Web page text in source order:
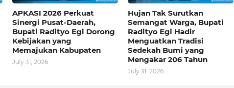
APKASI 2026 Perkuat
Sinergi Pusat-Daerah,
Bupati Radityo Egi Dorong
Kebijakan yang
Memajukan Kabupaten
July 31, 2026
Hujan Tak Surutkan
Semangat Warga, Bupati
Radityo Egi Hadir
Menguatkan Tradisi
Sedekah Bumi yang
Mengakar 206 Tahun
July 31, 2026